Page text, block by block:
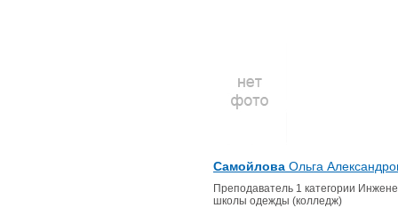
Самойлова Ольга
Преподаватель 1 категории
школы одежды (колледж)